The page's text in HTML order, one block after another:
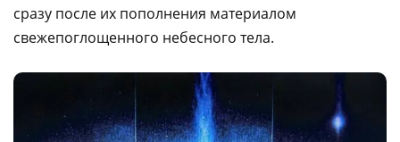
сразу после их пополнения материалом
свежепоглощенного небесного тела.